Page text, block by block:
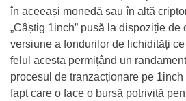
în aceeași monedă sau în altă
„Câștig 1inch” pusă la dispoziție de
versiune a fondurilor de lichidități
felul acesta permițând un
procesul de tranzacționare pe
fapt care o face o bursă potrivită